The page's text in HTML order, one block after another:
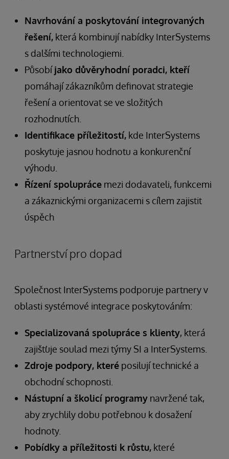
Navrhování a poskytování integrovaných
řešení, která kombinují nabídky InterSystems
s dalšími technologiemi.
Působíjako důvěryhodní poradci, kteří
pomáhají zákazníkům definovat strategie
řešení a orientovat se ve složitých
rozhodnutích.
Identifikace příležitostí, kde InterSystems
poskytuje jasnou hodnotu a konkurenční
výhodu.
Řízení spolupráce mezi dodavateli, funkcemi
a zákaznickými organizacemi s cílem zajistit
úspěch
Partnerství pro dopad
Společnost InterSystems podporuje partnery v
oblasti systémové integrace poskytováním:
Specializovaná spolupráce s klienty, která
zajišťuje soulad mezi týmy SI a InterSystems.
Zdroje podpory, které posilují technické a
obchodní schopnosti.
Nástupní a školicí programy navržené tak,
aby zrychlily dobu potřebnou k dosažení
hodnoty.
Pobídky a příležitosti k růstu, které